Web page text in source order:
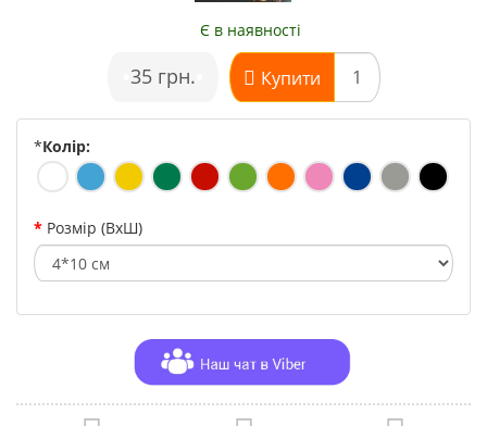
Є в наявності
35 грн. Купити
*Колір:
Розмір (ВхШ)